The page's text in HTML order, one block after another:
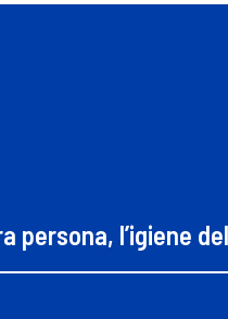
persona, l’igiene